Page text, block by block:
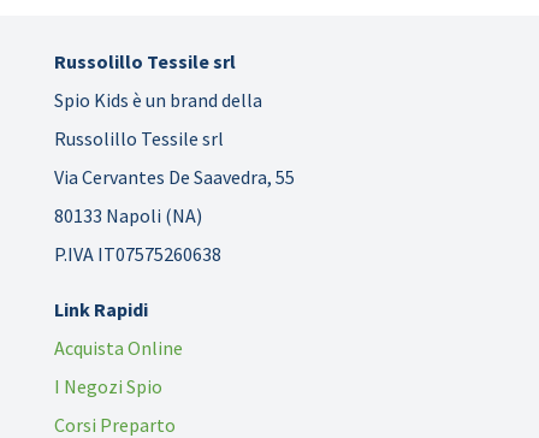
Russolillo Tessile srl
Spio Kids è un brand della
Russolillo Tessile srl
Via Cervantes De Saavedra, 55
80133 Napoli (NA)
P.IVA IT07575260638
Link Rapidi
Acquista Online
I Negozi Spio
Corsi Preparto